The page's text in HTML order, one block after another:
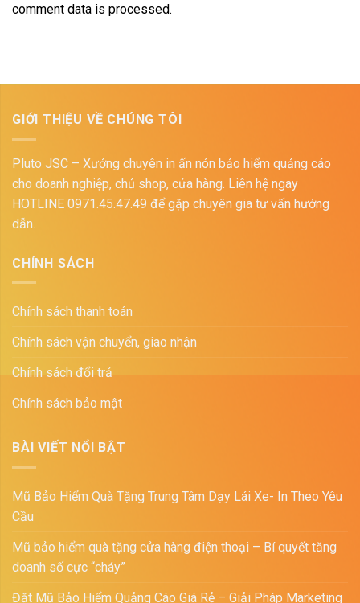
comment data is processed.
GIỚI THIỆU VỀ CHÚNG TÔI
Pluto JSC – Xưởng chuyên in ấn nón bảo hiểm quảng cáo
cho doanh nghiệp, chủ shop, cửa hàng. Liên hệ ngay
HOTLINE 0971.45.47.49 để gặp chuyên gia tư vấn hướng
dẫn.
CHÍNH SÁCH
Chính sách thanh toán
Chính sách vận chuyển, giao nhận
Chính sách đổi trả
Chính sách bảo mật
BÀI VIẾT NỔI BẬT
Mũ Bảo Hiểm Quà Tặng Trung Tâm Dạy Lái Xe- In Theo Yêu
Cầu
Mũ bảo hiểm quà tặng cửa hàng điện thoại – Bí quyết tăng
doanh số cực “cháy”
Đặt Mũ Bảo Hiểm Quảng Cáo Giá Rẻ – Giải Pháp Marketing